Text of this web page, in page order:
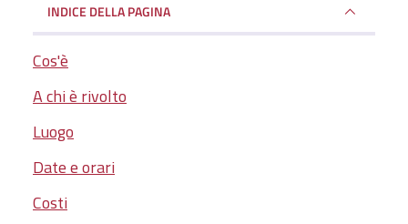
INDICE DELLA PAGINA
Cos'è
A chi è rivolto
Luogo
Date e orari
Costi